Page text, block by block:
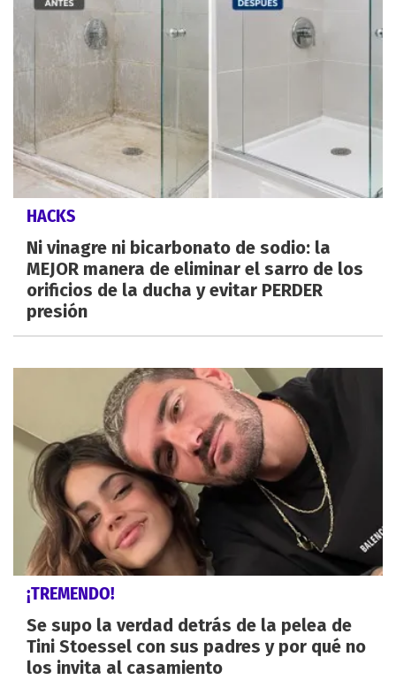
HACKS
Ni vinagre ni bicarbonato de sodio: la
MEJOR manera de eliminar el sarro de los
orificios de la ducha y evitar PERDER
presión
¡TREMENDO!
Se supo la verdad detrás de la pelea de
Tini Stoessel con sus padres y por qué no
los invita al casamiento